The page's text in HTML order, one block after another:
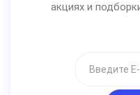
акциях и